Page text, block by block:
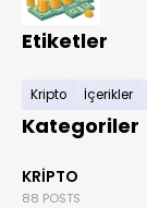
Etiketler
Kripto İçerikler
Kategoriler
KRIPTO
88 POSTS